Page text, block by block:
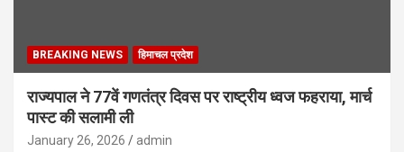
BREAKING NEWS हिमाचल प्रदेश
राज्यपाल ने 77वें गणतंत्र दिवस पर राष्ट्रीय ध्वज फहराया, मार्च
पास्ट की सलामी ली
January 26, 2026 admin